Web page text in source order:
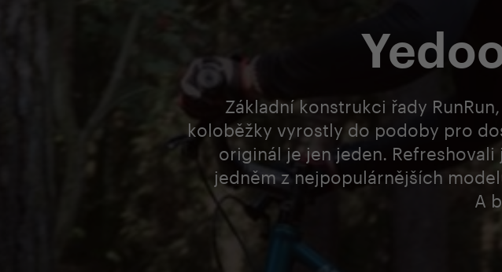
Základní konstrukci řady
koloběžky vyrostly do podoby pro
originál je jen jeden.
jedněm z nejpopulárnějších
A